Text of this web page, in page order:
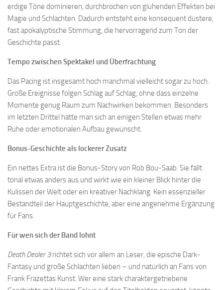
erdige Töne dominieren, durchbrochen von glühenden Effekten bei
Magie und Schlachten. Dadurch entsteht eine konsequent düstere,
fast apokalyptische Stimmung, die hervorragend zum Ton der
Geschichte passt.
Tempo zwischen Spektakel und Überfrachtung
Das Pacing ist insgesamt hoch manchmal vielleicht sogar zu hoch.
Große Ereignisse folgen Schlag auf Schlag, ohne dass einzelne
Momente genug Raum zum Nachwirken bekommen. Besonders
im letzten Drittel hätte man sich an einigen Stellen etwas mehr
Ruhe oder emotionalen Aufbau gewünscht.
Bonus-Geschichte als lockerer Zusatz
Ein nettes Extra ist die Bonus-Story von Rob Bou-Saab. Sie fällt
tonal etwas anders aus und wirkt wie ein kleiner Blick hinter die
Kulissen der Welt oder ein kreativer Nachklang. Kein essenzieller
Bestandteil der Hauptgeschichte, aber eine angenehme Ergänzung
für Fans.
Für wen sich der Band lohnt
Death Dealer 3richtet sich vor allem an Leser, die epische Dark-
Fantasy und große Schlachten lieben – und natürlich an Fans von
Frank Frazettas Kunst. Wer eine stark charaktergetriebene